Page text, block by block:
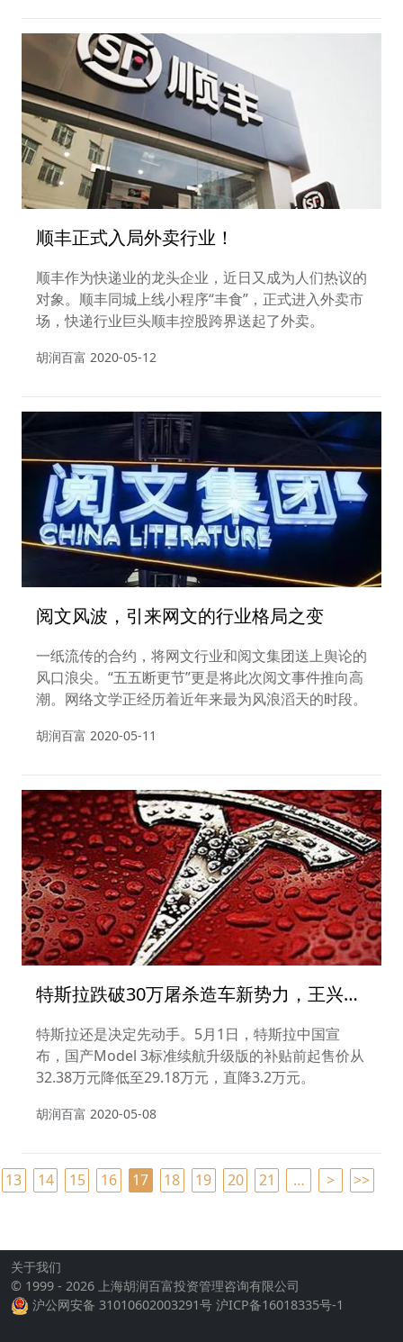
顺丰正式入局外卖行业！
顺丰作为快递业的龙头企业，近日又成为人们热议的
对象。顺丰同城上线小程序“丰食”，正式进入外卖市
场，快递行业巨头顺丰控股跨界送起了外卖。
胡润百富 2020-05-12
阅文风波，引来网文的行业格局之变
一纸流传的合约，将网文行业和阅文集团送上舆论的
风口浪尖。“五五断更节”更是将此次阅文事件推向高
潮。网络文学正经历着近年来最为风浪滔天的时段。
胡润百富 2020-05-11
特斯拉跌破30万屠杀造车新势力，王兴：
最终只会留下3家
特斯拉还是决定先动手。5月1日，特斯拉中国宣
布，国产Model 3标准续航升级版的补贴前起售价从
32.38万元降低至29.18万元，直降3.2万元。
胡润百富 2020-05-08
13 14 15 16 17 18 19 20 21 … > >>
关于我们
© 1999 - 2026 上海胡润百富投资管理咨询有限公司
沪公网安备 31010602003291号 沪ICP备16018335号-1